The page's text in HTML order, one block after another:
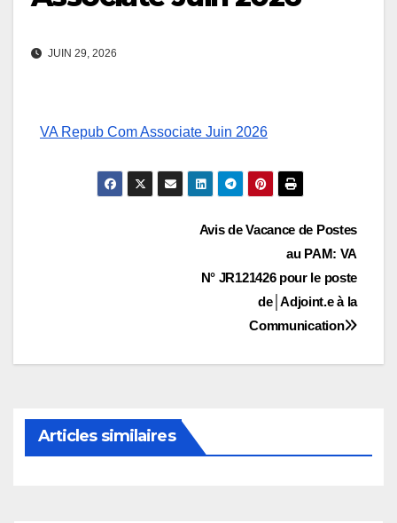
JUIN 29, 2026
VA Repub Com Associate Juin 2026
Avis de Vacance de Postes
au PAM: VA
N° JR121426 pour le poste
de│Adjoint.e à la
Communication
Articles similaires